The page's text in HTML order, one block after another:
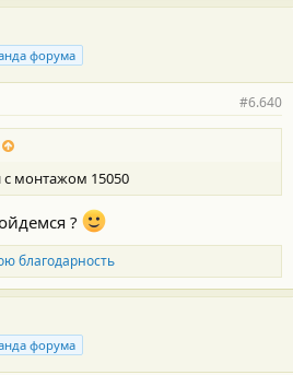
форума
#6.640
монтажом 15050
?
благодарность
форума